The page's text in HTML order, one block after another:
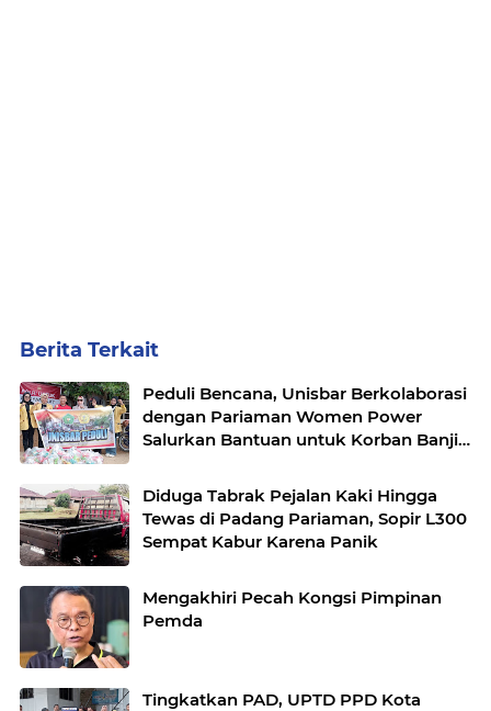
Berita Terkait
Peduli Bencana, Unisbar Berkolaborasi
dengan Pariaman Women Power
Salurkan Bantuan untuk Korban Banjir
Diduga Tabrak Pejalan Kaki Hingga
Tewas di Padang Pariaman, Sopir L300
Sempat Kabur Karena Panik
Mengakhiri Pecah Kongsi Pimpinan
Pemda
Tingkatkan PAD, UPTD PPD Kota